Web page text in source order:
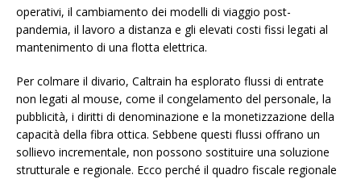
operativi, il cambiamento dei modelli di viaggio post-
pandemia, il lavoro a distanza e gli elevati costi fissi legati al
mantenimento di una flotta elettrica.
Per colmare il divario, Caltrain ha esplorato flussi di entrate
non legati al mouse, come il congelamento del personale, la
pubblicità, i diritti di denominazione e la monetizzazione della
capacità della fibra ottica. Sebbene questi flussi offrano un
sollievo incrementale, non possono sostituire una soluzione
strutturale e regionale. Ecco perché il quadro fiscale regionale